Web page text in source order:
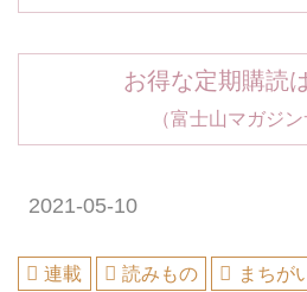
お得な定期購読
（富士山マガジン
2021-05-10
連載 読みもの まちが